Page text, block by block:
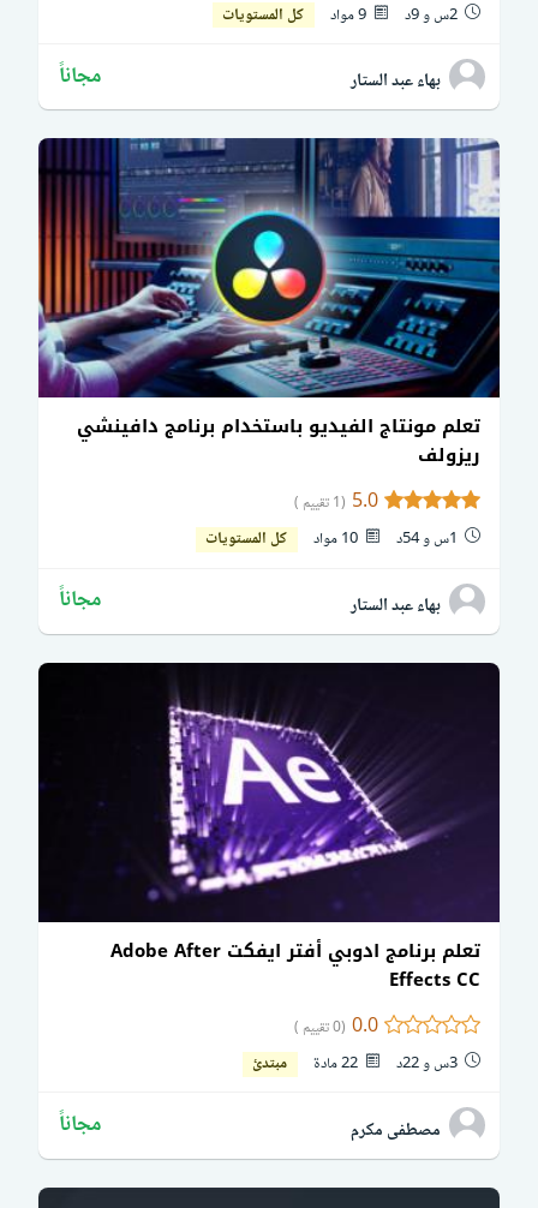
2س و 9د 9 مواد كل المستويات
بهاء عبد الستار مجاناً
تعلم مونتاج الفيديو باستخدام برنامج دافينشي
ريزولف
5.0 (1 تقييم )
10 مواد كل المستويات
بهاء عبد الستار مجاناً
تعلم برنامج ادوبي أفتر ايفكت Adobe After
Effects CC
0.0 (0 تقييم )
3س و 22د 22 مادة مبتدئ
مصطفى مكرم مجاناً